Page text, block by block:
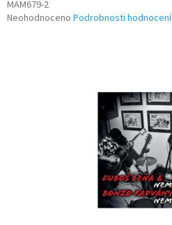
MAM679-2
Průměrné
Neohodnoceno Podrobnosti hodnocení